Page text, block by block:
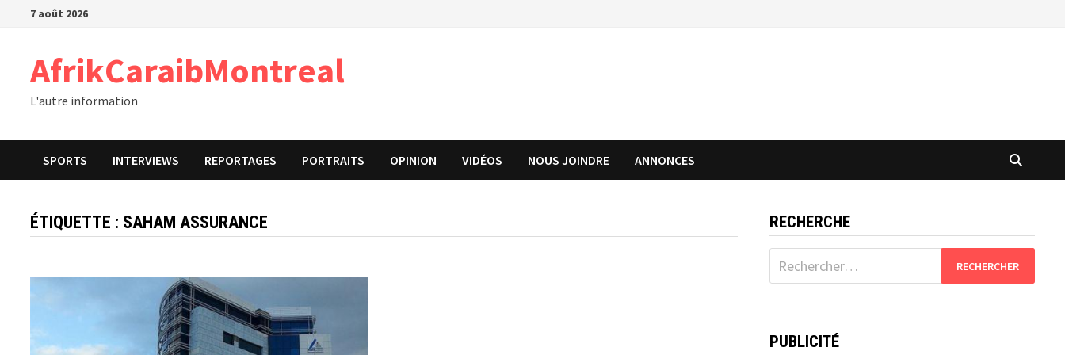
Passer7 août 2026
AfrikCaraibMontreal
L'autre information
SPORTS INTERVIEWS REPORTAGES PORTRAITS OPINION VIDÉOS NOUS JOINDRE ANNONCES
ÉTIQUETTE : SAHAM ASSURANCE RECHERCHE
Rechercher :
PUBLICITÉ